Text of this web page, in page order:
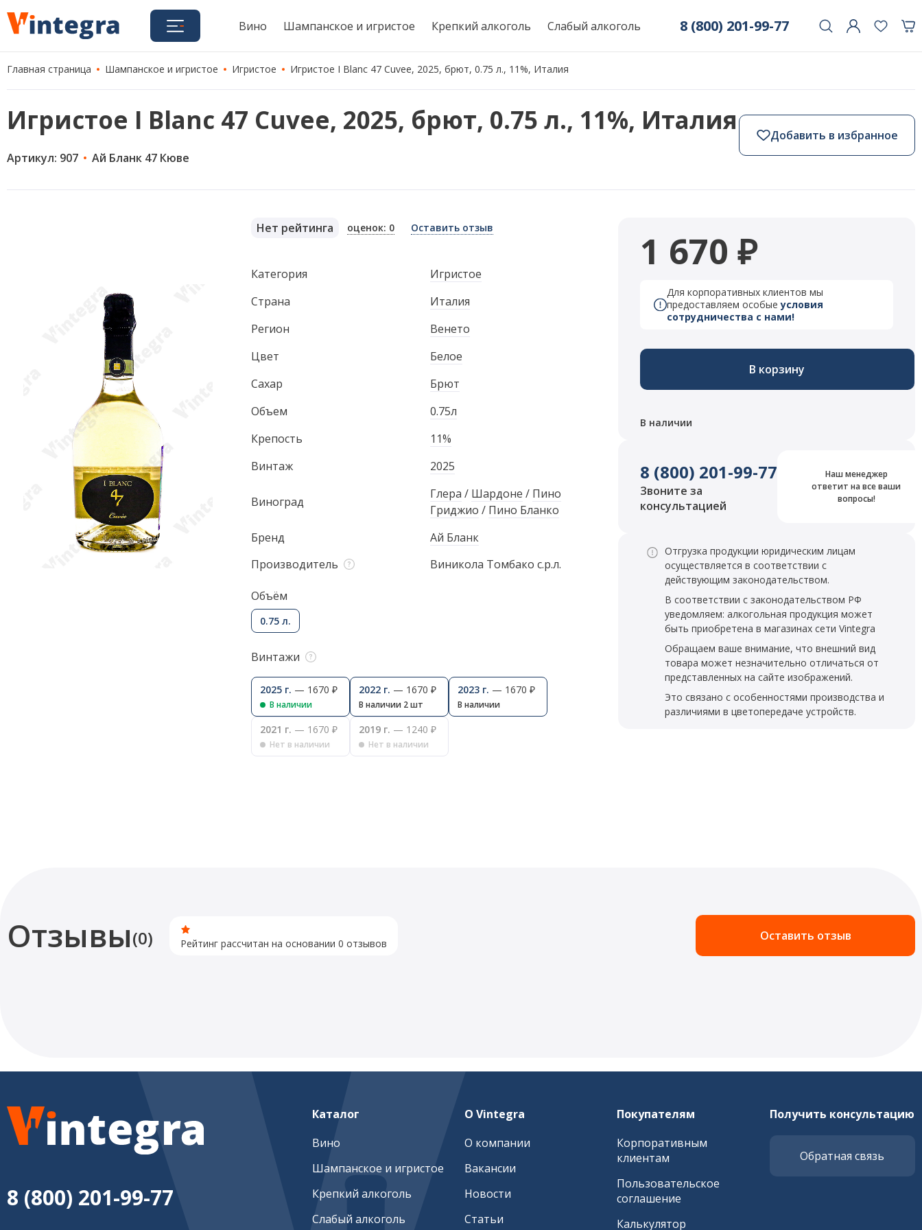
Вино Шампанское и игристое Крепкий алкоголь Слабый алкоголь 8 (800) 201-99-77
Главная страница Шампанское и игристое Игристое Игристое I Blanc 47 Cuvee, 2025, брют, 0.75 л., 11%, Италия
Игристое I Blanc 47 Cuvee, 2025, брют, 0.75 л., 11%, Италия
Артикул: 907 Ай Бланк 47 Кюве
Добавить в избранное
Нет рейтинга оценок: 0 Оставить отзыв
Категория
Игристое
Страна
Италия
Регион
Венето
Цвет
Белое
Сахар
Брют
Объем
0.75л
Крепость
11%
Винтаж
2025
Виноград
Глера / Шардоне / Пино
Гриджио / Пино Бланко
Бренд
Ай Бланк
Производитель
Виникола Томбако с.р.л.
Объём
0.75 л.
Винтажи
2025 г. — 1670 ₽
В наличии
2022 г. — 1670 ₽
В наличии 2 шт
2023 г. — 1670 ₽
В наличии
2021 г. — 1670 ₽
Нет в наличии
2019 г. — 1240 ₽
Нет в наличии
1 670 ₽
Для корпоративных клиентов мы
предоставляем особыеусловия
сотрудничества с нами!
В корзину
В наличии
8 (800) 201-99-77
Звоните за
консультацией
Наш менеджер
ответит на все ваши
вопросы!
Отгрузка продукции юридическим лицам
осуществляется в соответствии с
действующим законодательством.
В соответствии с законодательством РФ
уведомляем: алкогольная продукция может
быть приобретена в магазинах сети Vintegra
Обращаем ваше внимание, что внешний вид
товара может незначительно отличаться от
представленных на сайте изображений.
Это связано с особенностями производства и
различиями в цветопередаче устройств.
Отзывы(0) Рейтинг рассчитан на основании 0 отзывов Оставить отзыв
8 (800) 201-99-77
Каталог
Вино
Шампанское и игристое
Крепкий алкоголь
Слабый алкоголь
О Vintegra
О компании
Вакансии
Новости
Статьи
Покупателям
Корпоративным
клиентам
Пользовательское
соглашение
Калькулятор
Получить консультацию
Обратная связь